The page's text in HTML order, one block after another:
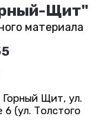
Щит"
материала
Горный Щит, ул.
(ул. Толстого